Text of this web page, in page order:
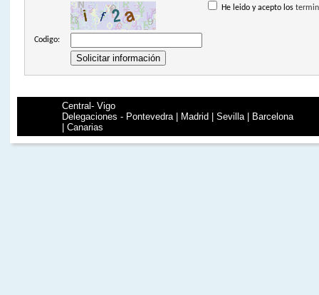
He leido y acepto los
Codigo:
Central- Vigo
Delegaciones - Pontevedra | Madrid | Sevilla | Barcelona
| Canarias